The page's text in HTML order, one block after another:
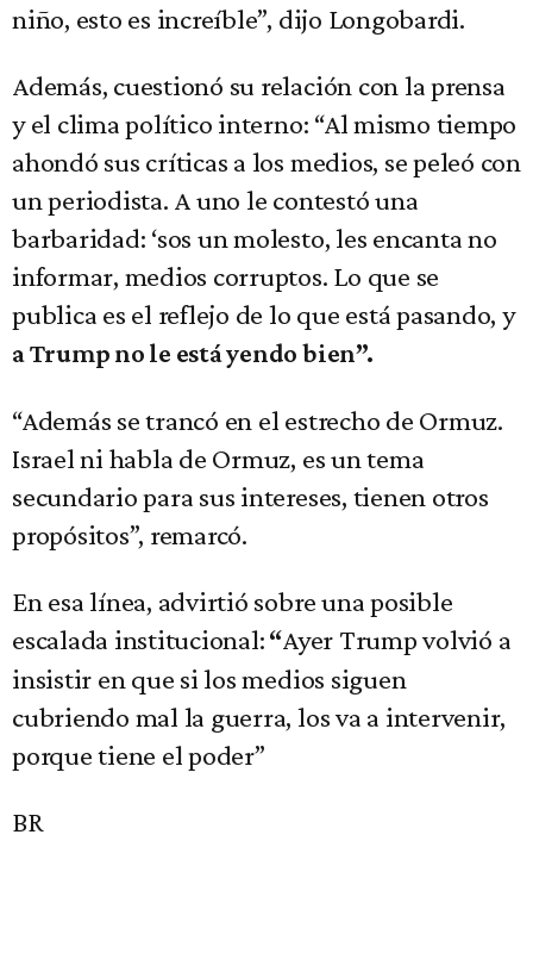
niño, esto es increíble”, dijo Longobardi.
Además, cuestionó su relación con la prensa
y el clima político interno: “Al mismo tiempo
ahondó sus críticas a los medios, se peleó con
un periodista. A uno le contestó una
barbaridad: ‘sos un molesto, les encanta no
informar, medios corruptos. Lo que se
publica es el reflejo de lo que está pasando, y
a Trump no le está yendo bien”.
“Además se trancó en el estrecho de Ormuz.
Israel ni habla de Ormuz, es un tema
secundario para sus intereses, tienen otros
propósitos”, remarcó.
En esa línea, advirtió sobre una posible
escalada institucional: “Ayer Trump volvió a
insistir en que si los medios siguen
cubriendo mal la guerra, los va a intervenir,
porque tiene el poder”
BR